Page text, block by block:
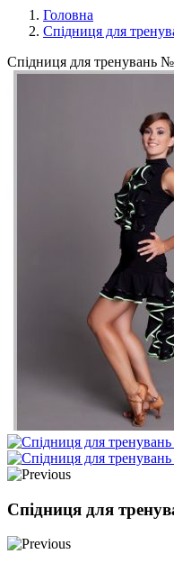
Головна
Спідниця для
Спідниця для тренувань
Спідниця для